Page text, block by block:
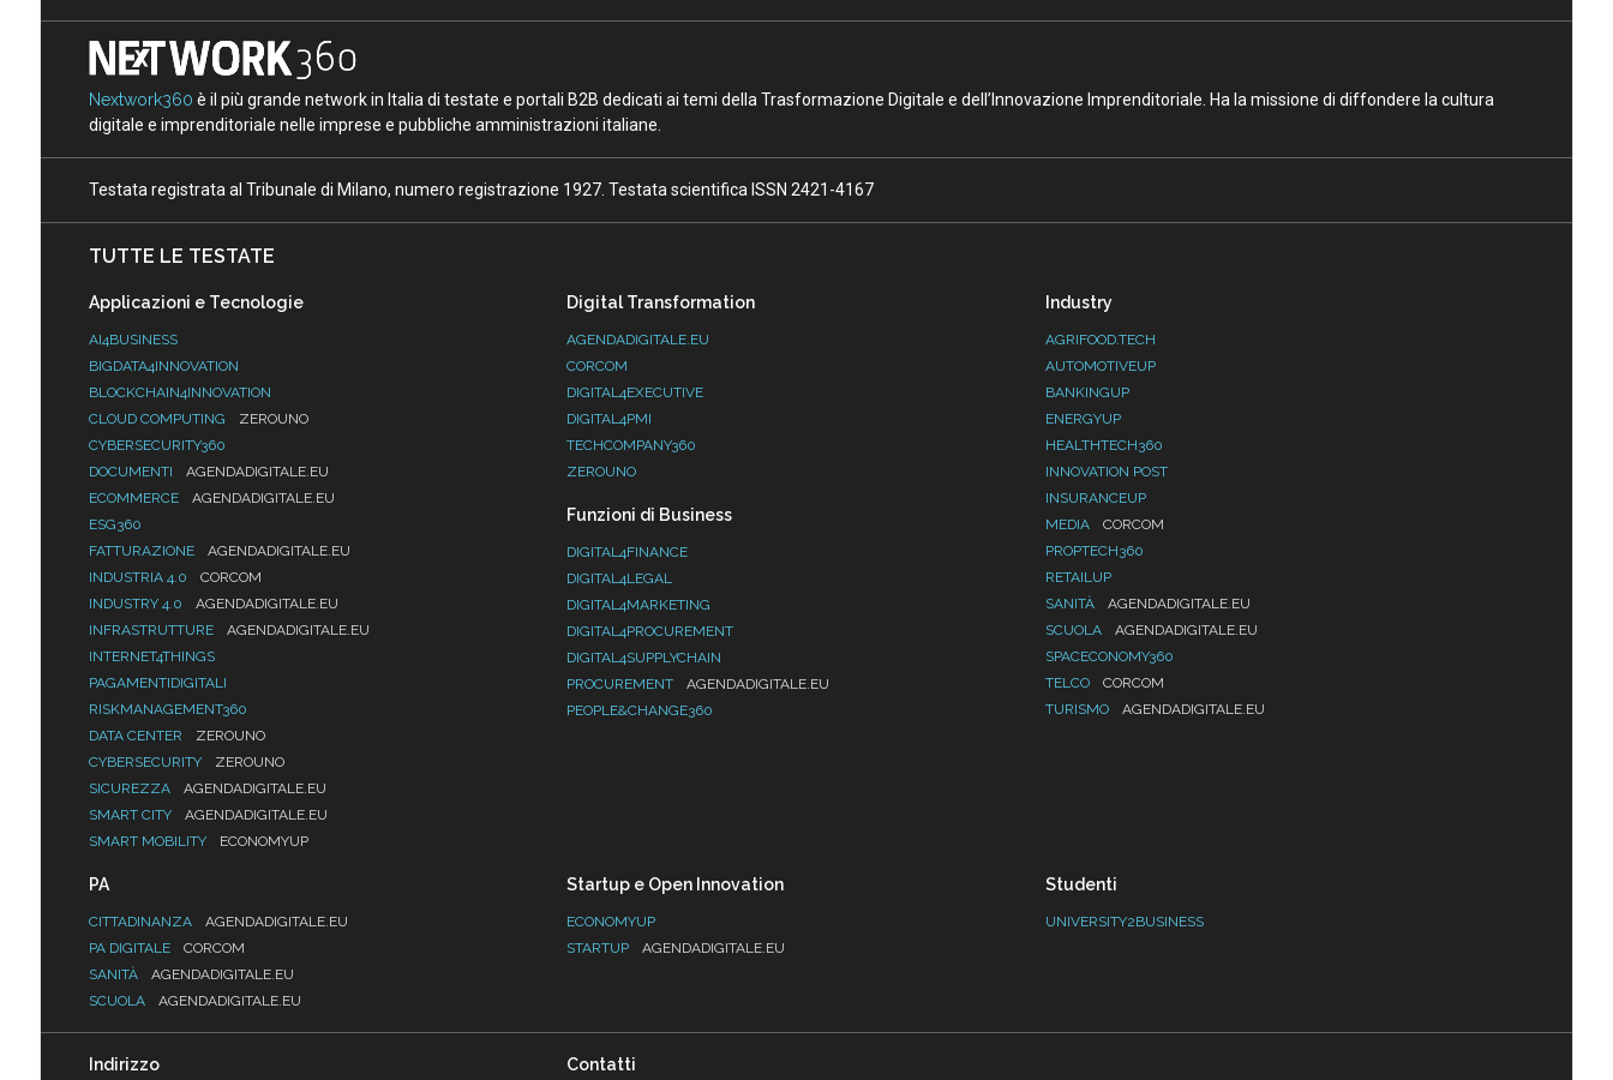
Nextwork360 è il più grande network in Italia di testate e portali B2B dedicati ai temi della Trasformazione Digitale e dell’Innovazione Imprenditoriale. Ha la missione di diffondere la cultura
digitale e imprenditoriale nelle imprese e pubbliche amministrazioni italiane.
Testata registrata al Tribunale di Milano, numero registrazione 1927. Testata scientifica ISSN 2421-4167
TUTTE LE TESTATE
Applicazioni e Tecnologie
AI4BUSINESS
BIGDATA4INNOVATION
BLOCKCHAIN4INNOVATION
CLOUD COMPUTING
ZEROUNO
CYBERSECURITY360
DOCUMENTI
AGENDADIGITALE.EU
ECOMMERCE
AGENDADIGITALE.EU
ESG360
FATTURAZIONE
AGENDADIGITALE.EU
INDUSTRIA 4.0
CORCOM
INDUSTRY 4.0
AGENDADIGITALE.EU
INFRASTRUTTURE
AGENDADIGITALE.EU
INTERNET4THINGS
PAGAMENTIDIGITALI
RISKMANAGEMENT360
DATA CENTER
ZEROUNO
CYBERSECURITY
ZEROUNO
SICUREZZA
AGENDADIGITALE.EU
SMART CITY
AGENDADIGITALE.EU
SMART MOBILITY
ECONOMYUP
Digital Transformation
AGENDADIGITALE.EU
CORCOM
DIGITAL4EXECUTIVE
DIGITAL4PMI
TECHCOMPANY360
ZEROUNO
Funzioni di Business
DIGITAL4FINANCE
DIGITAL4LEGAL
DIGITAL4MARKETING
DIGITAL4PROCUREMENT
DIGITAL4SUPPLYCHAIN
PROCUREMENT
AGENDADIGITALE.EU
PEOPLE&CHANGE360
Industry
AGRIFOOD.TECH
AUTOMOTIVEUP
BANKINGUP
ENERGYUP
HEALTHTECH360
INNOVATION POST
INSURANCEUP
MEDIA
CORCOM
PROPTECH360
RETAILUP
SANITÀ
AGENDADIGITALE.EU
SCUOLA
AGENDADIGITALE.EU
SPACECONOMY360
TELCO
CORCOM
TURISMO
AGENDADIGITALE.EU
PA
CITTADINANZA
AGENDADIGITALE.EU
PA DIGITALE
CORCOM
SANITÀ
AGENDADIGITALE.EU
SCUOLA
AGENDADIGITALE.EU
Startup e Open Innovation
ECONOMYUP
STARTUP
AGENDADIGITALE.EU
Studenti
UNIVERSITY2BUSINESS
Indirizzo Contatti